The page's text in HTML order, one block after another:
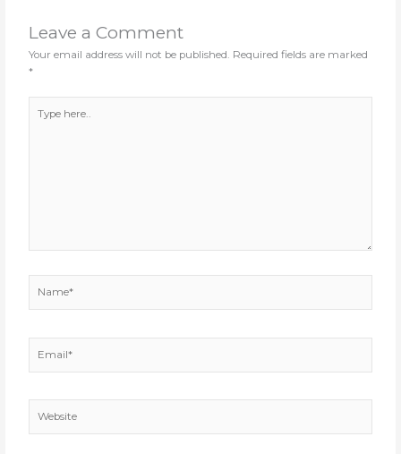
Leave a Comment
Your email address will not be published. Required fields are marked
*
here..